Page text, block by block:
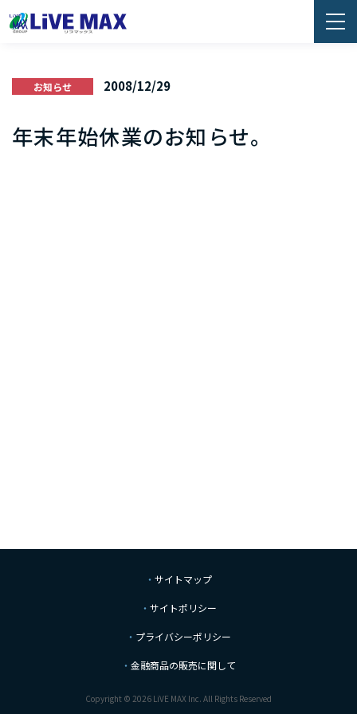
お知らせ 2008/12/29
年末年始休業のお知らせ。
サイトマップ
サイトポリシー
プライバシーポリシー
金融商品の販売に関して
Copyright © 2026 LiVE MAX Inc. All Rights Reserved